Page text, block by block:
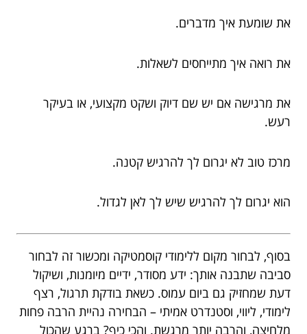
את שומעת איך מדברים.
את רואה איך מתייחסים לשאלות.
את מרגישה אם יש שם דיוק ושקט מקצועי, או בעיקר
רעש.
מרכז טוב לא יגרום לך להרגיש קטנה.
הוא יגרום לך להרגיש שיש לך לאן לגדול.
בסוף, לבחור מקום ללימודי קוסמטיקה ומכשור זה לבחור
סביבה שתבנה אותך: ידע מסודר, ידיים מיומנות, ושיקול
דעת שמחזיק גם ביום עמוס. כשאת בודקת תרגול, רצף
לימודי, ליווי, וסטנדרט אמיתי – הבחירה נהיית הרבה פחות
מלחיצה, והרבה יותר מרגשת. והכי כיף? ברגע שהכול